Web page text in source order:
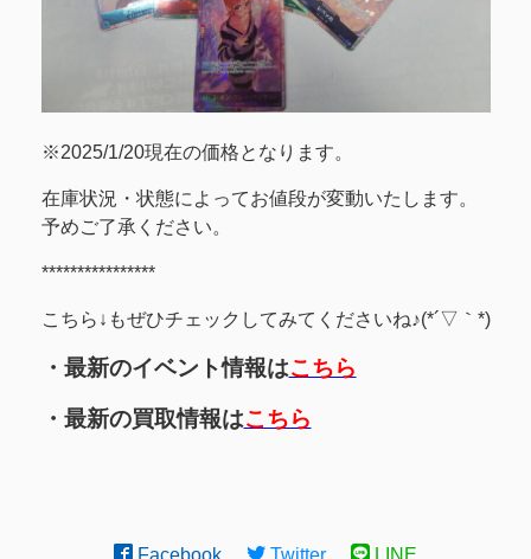
※2025/1/20現在の価格となります。
在庫状況・状態によってお値段が変動いたします。
予めご了承ください。
****************
こちら↓もぜひチェックしてみてくださいね♪(*´▽｀*)
・最新のイベント情報はこちら
・最新の買取情報はこちら
Facebook Twitter LINE